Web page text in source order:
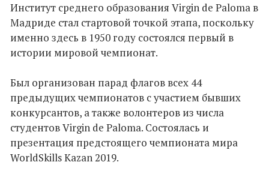
Институт среднего образования Virgin de Paloma в
Мадриде стал стартовой точкой этапа, поскольку
именно здесь в 1950 году состоялся первый в
истории мировой чемпионат.
Был организован парад флагов всех 44
предыдущих чемпионатов с участием бывших
конкурсантов, а также волонтеров из числа
студентов Virgin de Paloma. Состоялась и
презентация предстоящего чемпионата мира
WorldSkills Kazan 2019.